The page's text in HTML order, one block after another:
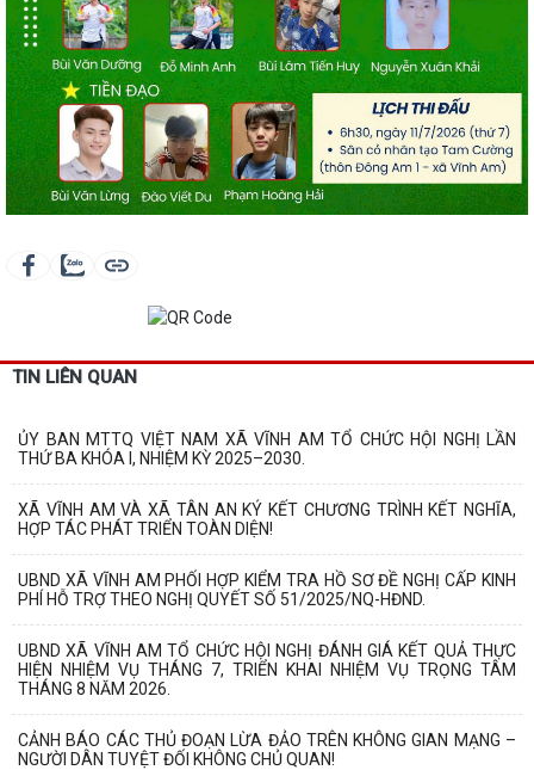
TIN LIÊN QUAN
ỦY BAN MTTQ VIỆT NAM XÃ VĨNH AM TỔ CHỨC HỘI NGHỊ LẦN
THỨ BA KHÓA I, NHIỆM KỲ 2025–2030.
XÃ VĨNH AM VÀ XÃ TÂN AN KÝ KẾT CHƯƠNG TRÌNH KẾT NGHĨA,
HỢP TÁC PHÁT TRIỂN TOÀN DIỆN!
UBND XÃ VĨNH AM PHỐI HỢP KIỂM TRA HỒ SƠ ĐỀ NGHỊ CẤP KINH
PHÍ HỖ TRỢ THEO NGHỊ QUYẾT SỐ 51/2025/NQ-HĐND.
UBND XÃ VĨNH AM TỔ CHỨC HỘI NGHỊ ĐÁNH GIÁ KẾT QUẢ THỰC
HIỆN NHIỆM VỤ THÁNG 7, TRIỂN KHAI NHIỆM VỤ TRỌNG TÂM
THÁNG 8 NĂM 2026.
CẢNH BÁO CÁC THỦ ĐOẠN LỪA ĐẢO TRÊN KHÔNG GIAN MẠNG –
NGƯỜI DÂN TUYỆT ĐỐI KHÔNG CHỦ QUAN!